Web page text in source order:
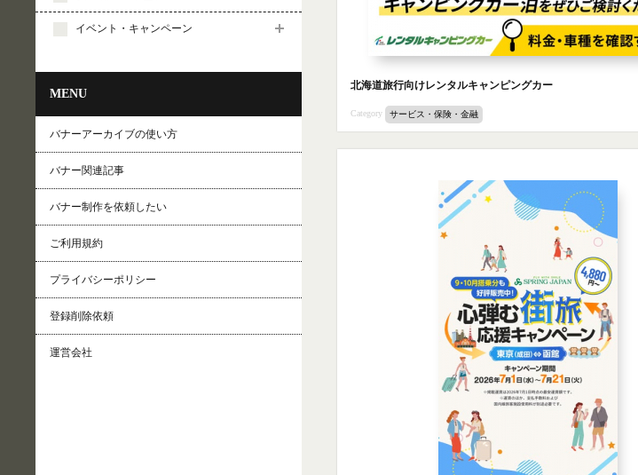
イベント・キャンペーン
MENU
バナーアーカイブの使い方
バナー関連記事
バナー制作を依頼したい
ご利用規約
プライバシーポリシー
登録削除依頼
運営会社
北海道旅行向けレンタルキャンピングカー
Category サービス・保険・金融